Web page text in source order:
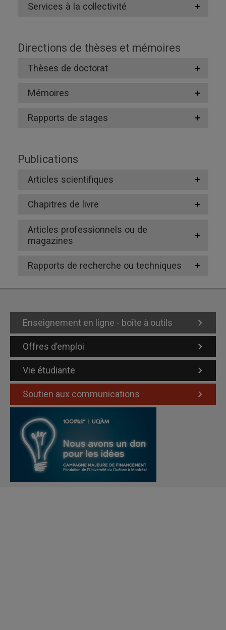
Services à la collectivité
Directions de thèses et mémoires
Thèses de doctorat
Mémoires
Rapports de stages
Publications
Articles scientifiques
Chapitres de livre
Articles professionnels ou de
magazines
Rapports de recherche ou techniques
Enseignement en ligne - boîte à outils
Offres d’emploi
Vie étudiante
Soutien aux communications